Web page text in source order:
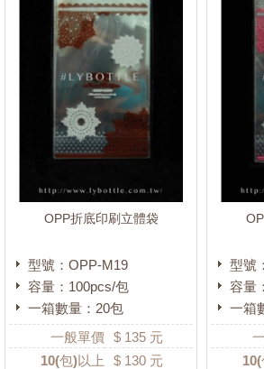
OPP折底印刷立體袋
型號：OPP-M19
容量：100pcs/包
一箱數量：20包
一般單價 $ 135 元
10(包)以上 $ 130 元
型號
容量
一箱
10(